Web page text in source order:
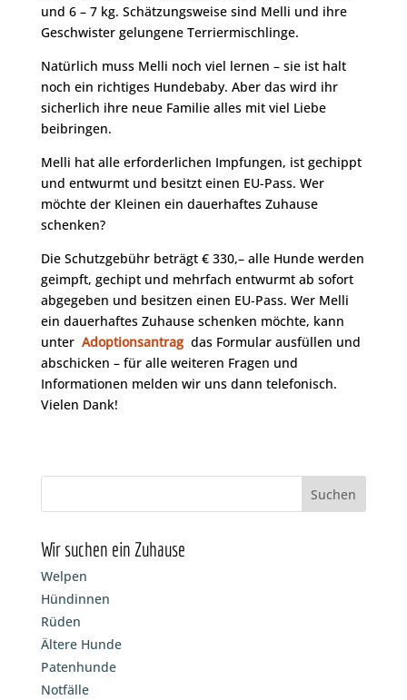
und 6 – 7 kg. Schätzungsweise sind Melli und ihre
Geschwister gelungene Terriermischlinge.
Natürlich muss Melli noch viel lernen – sie ist halt
noch ein richtiges Hundebaby. Aber das wird ihr
sicherlich ihre neue Familie alles mit viel Liebe
beibringen.
Melli hat alle erforderlichen Impfungen, ist gechippt
und entwurmt und besitzt einen EU-Pass. Wer
möchte der Kleinen ein dauerhaftes Zuhause
schenken?
Die Schutzgebühr beträgt € 330,– alle Hunde werden
geimpft, gechipt und mehrfach entwurmt ab sofort
abgegeben und besitzen einen EU-Pass. Wer Melli
ein dauerhaftes Zuhause schenken möchte, kann
unter Adoptionsantragdas Formular ausfüllen und
abschicken – für alle weiteren Fragen und
Informationen melden wir uns dann telefonisch.
Vielen Dank!
Wir suchen ein Zuhause
Welpen
Hündinnen
Rüden
Ältere Hunde
Patenhunde
Notfälle